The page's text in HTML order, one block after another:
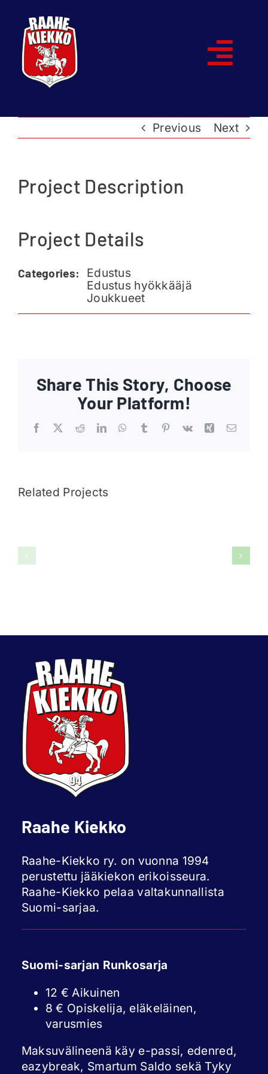
content
Joukkueet
Ottelut
Historia
Ajankohtaista
Previous Next
Project Description
Project Details
Categories:
Edustus
Edustus hyökkääjä
Joukkueet
Share This Story, Choose
Your Platform!
Facebook RedditLinkedInWhatsApp
Tumblr Pinterest
Vk XingEmail
Related Projects
Raahe Kiekko
Raahe-Kiekko ry. on vuonna 1994
perustettu jääkiekon erikoisseura.
Raahe-Kiekko pelaa valtakunnallista
Suomi-sarjaa.
Suomi-sarjan Runkosarja
12 € Aikuinen
8 € Opiskelija, eläkeläinen,
varusmies
Maksuvälineenä käy e-passi, edenred,
eazybreak, Smartum Saldo sekä Tyky